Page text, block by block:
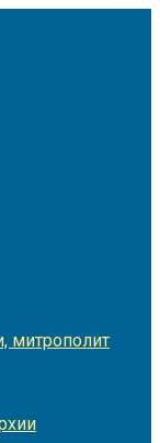
митрополит